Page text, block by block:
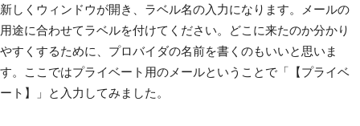
新しくウィンドウが開き、ラベル名の入力になります。メールの
用途に合わせてラベルを付けてください。どこに来たのか分かり
やすくするために、プロバイダの名前を書くのもいいと思いま
す。ここではプライベート用のメールということで「【プライベ
ート】」と入力してみました。